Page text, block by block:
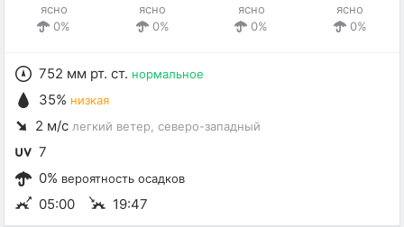
ясно
0%
ясно
0%
ясно
0%
ясно
0%
752 мм рт. ст. нормальное
35% низкая
2 м/с легкий ветер , северо-западный
7
0% вероятность осадков
05:00 19:47